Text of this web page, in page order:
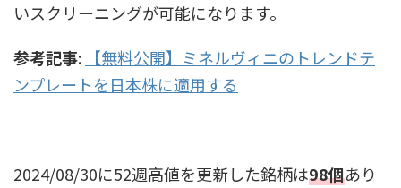
いスクリーニングが可能になります。
参考記事:
【無料公開】ミネルヴィニのトレンドテ
ンプレートを日本株に適用する
2024/08/30に52週高値を更新した銘柄は98個あり